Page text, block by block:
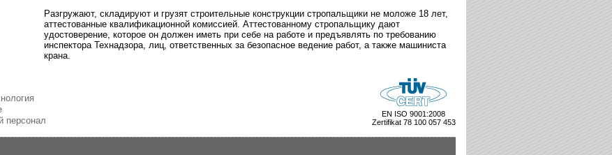
Разгружают, складируют и грузят строительные конструкции стропальщики не моложе 18 лет,
аттестованные квалификационной комиссией. Аттестованному стропальщику дают
удостоверение, которое он должен иметь при себе на работе и предъявлять по требованию
инспектора Технадзора, лиц, ответственных за безопасное ведение работ, а также машиниста
крана.
персонал
EN ISO 9001:2008
Zertifikat 78 100 057 453